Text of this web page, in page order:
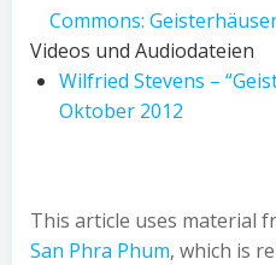
Commons:
Videos und Audiodateien
Wilfried Stevens –
Oktober 2012
This article uses material
San Phra Phum, which is